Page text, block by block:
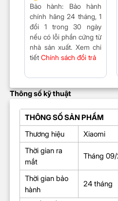
Bảo hành: Bảo hành
chính hãng 24 tháng, 1
đổi 1 trong 30 ngày
nếu có lỗi phần cứng từ
nhà sản xuất. Xem chi
tiết Chính sách đổi trả
Thông số kỹ thuật
THÔNG SỐ SẢN PHẨM
Thương hiệu
Xiaomi
Thời gian ra
mắt
Tháng
Thời gian bảo
hành
24 tháng